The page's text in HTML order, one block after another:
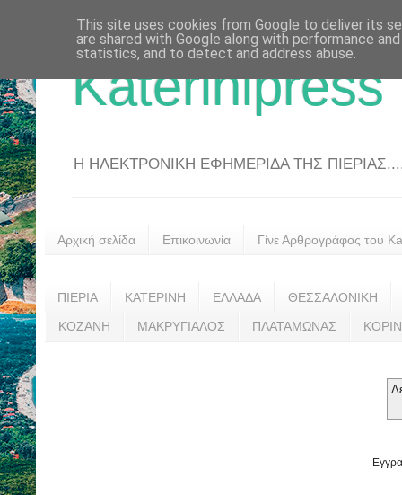
Katerinipress
Η ΗΛΕΚΤΡΟΝΙΚΗ ΕΦΗΜΕΡΙΔΑ ΤΗΣ
Αρχική σελίδα Επικοινωνία Γίνε Αρθρογράφος του
ΠΙΕΡΙΑ ΚΑΤΕΡΙΝΗ ΕΛΛΑΔΑ ΘΕΣΣΑΛΟΝΙΚΗ
ΚΟΖΑΝΗ ΜΑΚΡΥΓΙΑΛΟΣ ΠΛΑΤΑΜΩΝΑΣ
This site uses cookies from Google to deliver its
are shared with Google along with performance
statistics, and to detect and address abuse.